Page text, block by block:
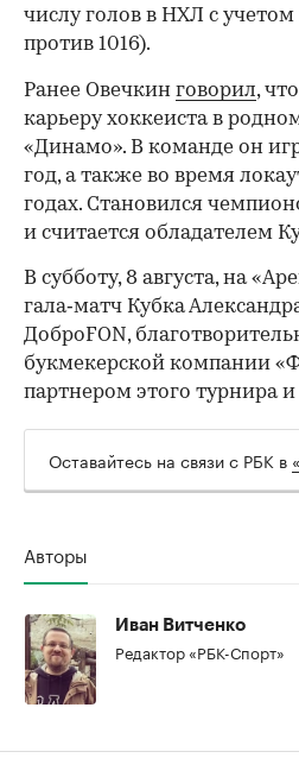
числу голов в НХЛ с
против 1016).
Ранее Овечкин говорил,
карьеру хоккеиста в
«Динамо». В команде он
год, а также во время
годах. Становился
и считается обладателем
В субботу, 8 августа, на
гала‑матч Кубка
ДоброFON,
букмекерской компании
партнером этого турнира
Оставайтесь на связи с РБК в
Авторы
Иван Витченко
Редактор «РБК-Спорт»